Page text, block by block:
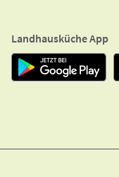
Landhausküche App